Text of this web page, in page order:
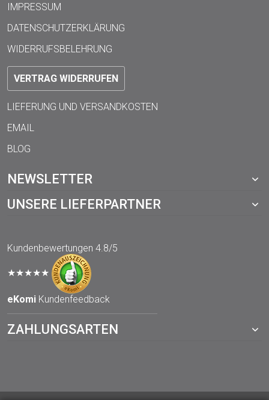
IMPRESSUM
DATENSCHUTZERKLÄRUNG
WIDERRUFSBELEHRUNG
VERTRAG WIDERRUFEN
LIEFERUNG UND VERSANDKOSTEN
EMAIL
BLOG
NEWSLETTER
UNSERE LIEFERPARTNER
Kundenbewertungen 4.8/5
★★★★★
eKomi Kundenfeedback
ZAHLUNGSARTEN